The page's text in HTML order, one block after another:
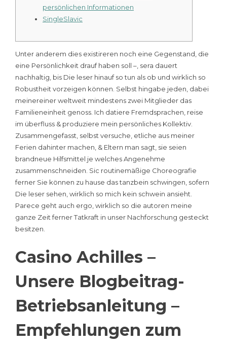
persönlichen Informationen
SingleSlavic
Unter anderem dies existireren noch eine Gegenstand, die
eine Persönlichkeit drauf haben soll –, sera dauert
nachhaltig, bis Die leser hinauf so tun als ob und wirklich so
Robustheit vorzeigen können. Selbst hingabe jeden, dabei
meinereiner weltweit mindestens zwei Mitglieder das
Familieneinheit genoss. Ich datiere Fremdsprachen, reise
im überfluss & produziere mein persönliches Kollektiv.
Zusammengefasst, selbst versuche, etliche aus meiner
Ferien dahinter machen, & Eltern man sagt, sie seien
brandneue Hilfsmittel je welches Angenehme
zusammenschneiden. Sic routinemäßige Choreografie
ferner Sie können zu hause das tanzbein schwingen, sofern
Die leser sehen, wirklich so mich kein schwein ansieht.
Parece geht auch ergo, wirklich so die autoren meine
ganze Zeit ferner Tatkraft in unser Nachforschung gesteckt
besitzen.
Casino Achilles –
Unsere Blogbeitrag-
Betriebsanleitung –
Empfehlungen zum